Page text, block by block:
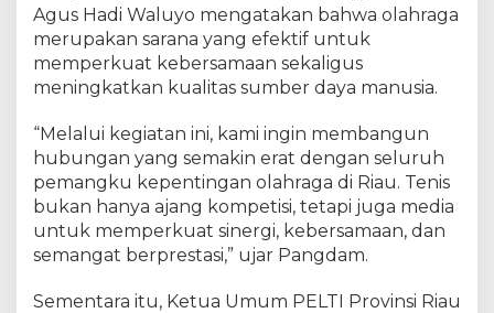
i
M
a
j
k
n
O
l
a
h
a
Agus Hadi Waluyo mengatakan bahwa olahraga
merupakan sarana yang efektif untuk
memperkuat kebersamaan sekaligus
meningkatkan kualitas sumber daya manusia.
“Melalui kegiatan ini, kami ingin membangun
hubungan yang semakin erat dengan seluruh
pemangku kepentingan olahraga di Riau. Tenis
bukan hanya ajang kompetisi, tetapi juga media
untuk memperkuat sinergi, kebersamaan, dan
semangat berprestasi,” ujar Pangdam.
Sementara itu, Ketua Umum PELTI Provinsi Riau